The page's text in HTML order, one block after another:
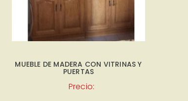
MUEBLE DE MADERA CON VITRINAS Y
PUERTAS
Precio: